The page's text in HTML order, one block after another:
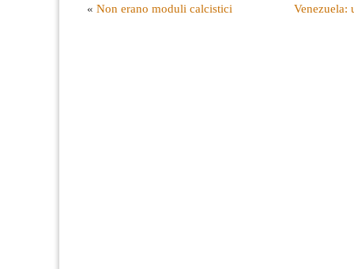
« Non erano moduli calcistici Venezuela: